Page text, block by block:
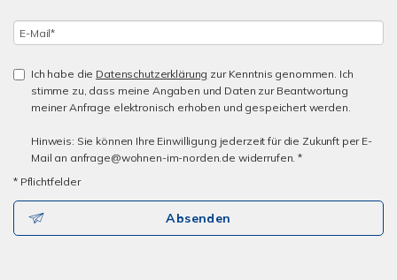
Ich habe die Datenschutzerklärung zur Kenntnis genommen. Ich
stimme zu, dass meine Angaben und Daten zur Beantwortung
meiner Anfrage elektronisch erhoben und gespeichert werden.
Hinweis: Sie können Ihre Einwilligung jederzeit für die Zukunft per E-
Mail an anfrage@wohnen-im-norden.de widerrufen. *
* Pflichtfelder
Absenden